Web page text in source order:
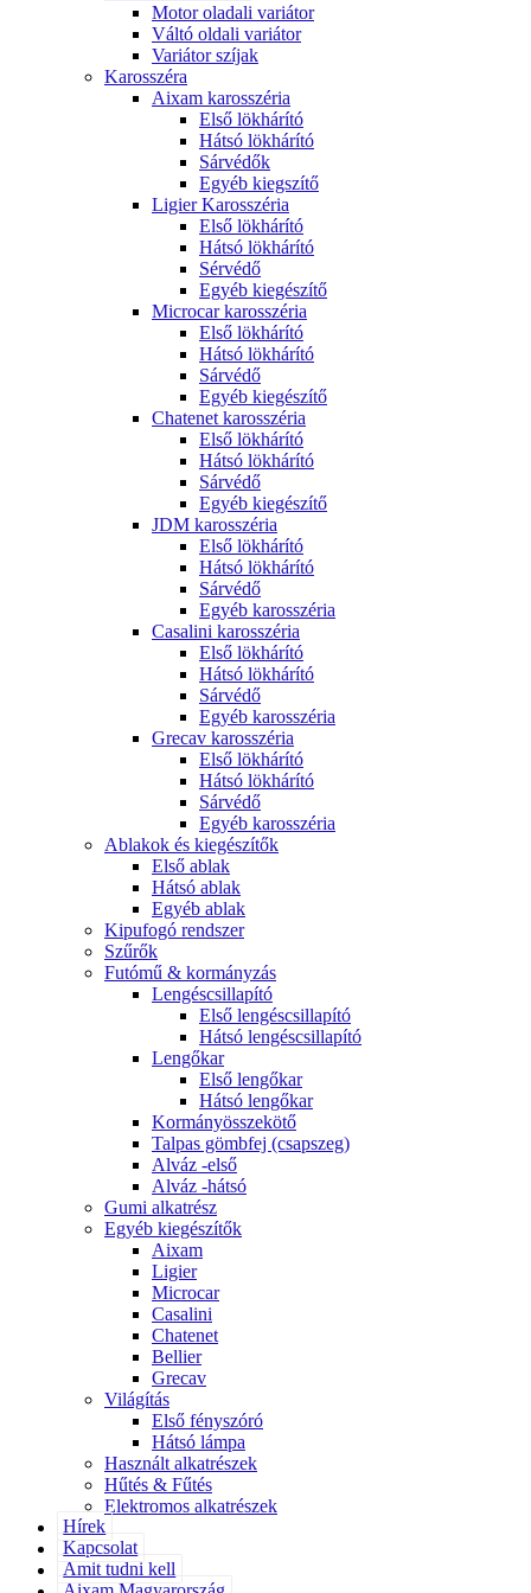
Motor oladali variátor
Váltó oldali variátor
Variátor szíjak
Karosszéra
Aixam karosszéria
Első lökhárító
Hátsó lökhárító
Sárvédők
Egyéb kiegszítő
Ligier Karosszéria
Első lökhárító
Hátsó lökhárító
Sérvédő
Egyéb kiegészítő
Microcar karosszéria
Első lökhárító
Hátsó lökhárító
Sárvédő
Egyéb kiegészítő
Chatenet karosszéria
Első lökhárító
Hátsó lökhárító
Sárvédő
Egyéb kiegészítő
JDM karosszéria
Első lökhárító
Hátsó lökhárító
Sárvédő
Egyéb karosszéria
Casalini karosszéria
Első lökhárító
Hátsó lökhárító
Sárvédő
Egyéb karosszéria
Grecav karosszéria
Első lökhárító
Hátsó lökhárító
Sárvédő
Egyéb karosszéria
Ablakok és kiegészítők
Első ablak
Hátsó ablak
Egyéb ablak
Kipufogó rendszer
Szűrők
Futómű & kormányzás
Lengéscsillapító
Első lengéscsillapító
Hátsó lengéscsillapító
Lengőkar
Első lengőkar
Hátsó lengőkar
Kormányösszekötő
Talpas gömbfej (csapszeg)
Alváz -első
Alváz -hátsó
Gumi alkatrész
Egyéb kiegészítők
Aixam
Ligier
Microcar
Casalini
Chatenet
Bellier
Grecav
Világítás
Első fényszóró
Hátsó lámpa
Használt alkatrészek
Hűtés & Fűtés
Elektromos alkatrészek
Hírek
Kapcsolat
Amit tudni kell